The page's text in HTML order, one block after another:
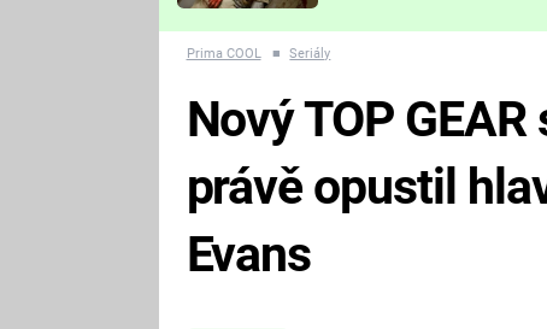
nejvíc zvednou tep?
Prima COOL ■ Seriály
Nový TOP
právě opustil
Evans